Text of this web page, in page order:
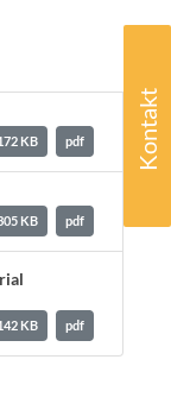
Kontakt
KB pdf
KB pdf
KB pdf